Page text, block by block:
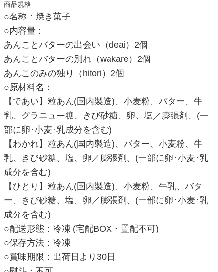
商品規格
○名称：焼き菓子
○内容量：
あんことバターの出会い（deai）2個
あんことバターの別れ（wakare）2個
あんこのみの独り（hitori）2個
○原材料名：
【であい】粒あん(国内製造)、小麦粉、バター、牛
乳、グラニュー糖、きび砂糖、卵、塩／膨張剤、(一
部に卵･小麦･乳成分を含む)
【わかれ】粒あん(国内製造)、バター、小麦粉、牛
乳、きび砂糖、塩、卵／膨張剤、(一部に卵･小麦･乳
成分を含む)
【ひとり】粒あん(国内製造)、小麦粉、牛乳、バタ
ー、きび砂糖、塩、卵／膨張剤、(一部に卵･小麦･乳
成分を含む)
○配送形態：冷凍 (宅配BOX・置配不可)
○保存方法：冷凍
○賞味期限：出荷日より30日